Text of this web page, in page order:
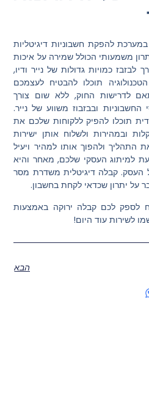
להפקת חשבוניות דיגיטליות
משמעותי הכולל שמירה על איכות
לבזבז כמויות גדולות של נייר ודיו,
תוכלו להבטיח לעצמכם
לדרישות החוק, ללא שום צורך
ובבזבוז משווע של נייר.
תוכלו להפיק ללקוחות שלכם את
ובמהירות ולשלוח אותן ישירות
ולהפוך אותו למהיר ויעיל
למיתוג העסקי שלכם, מאחר והיא
העסק. קבלה דיגיטלית משדרת מסר
על יתרון שכדאי לקחת בחשבון.
לספק לכם קבלה ירוקה באמצעות
לשירות עוד היום!
הבא